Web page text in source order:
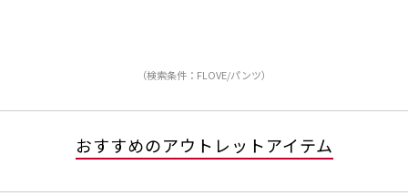
（検索条件：FLOVE/パンツ）
おすすめのアウトレットアイテム